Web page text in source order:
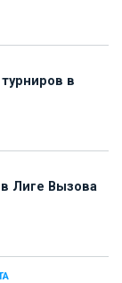
в
Лиге Вызова